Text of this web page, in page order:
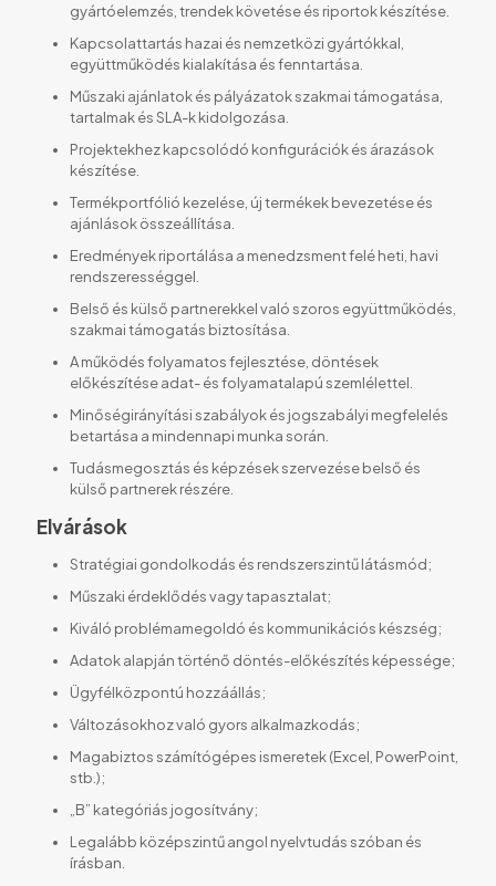
gyártóelemzés, trendek követése és riportok készítése.
Kapcsolattartás hazai és nemzetközi gyártókkal,
együttműködés kialakítása és fenntartása.
Műszaki ajánlatok és pályázatok szakmai támogatása,
tartalmak és SLA-k kidolgozása.
Projektekhez kapcsolódó konfigurációk és árazások
készítése.
Termékportfólió kezelése, új termékek bevezetése és
ajánlások összeállítása.
Eredmények riportálása a menedzsment felé heti, havi
rendszerességgel.
Belső és külső partnerekkel való szoros együttműködés,
szakmai támogatás biztosítása.
A működés folyamatos fejlesztése, döntések
előkészítése adat- és folyamatalapú szemlélettel.
Minőségirányítási szabályok és jogszabályi megfelelés
betartása a mindennapi munka során.
Tudásmegosztás és képzések szervezése belső és
külső partnerek részére.
Elvárások
Stratégiai gondolkodás és rendszerszintű látásmód;
Műszaki érdeklődés vagy tapasztalat;
Kiváló problémamegoldó és kommunikációs készség;
Adatok alapján történő döntés-előkészítés képessége;
Ügyfélközpontú hozzáállás;
Változásokhoz való gyors alkalmazkodás;
Magabiztos számítógépes ismeretek (Excel, PowerPoint,
stb.);
„B” kategóriás jogosítvány;
Legalább középszintű angol nyelvtudás szóban és
írásban.